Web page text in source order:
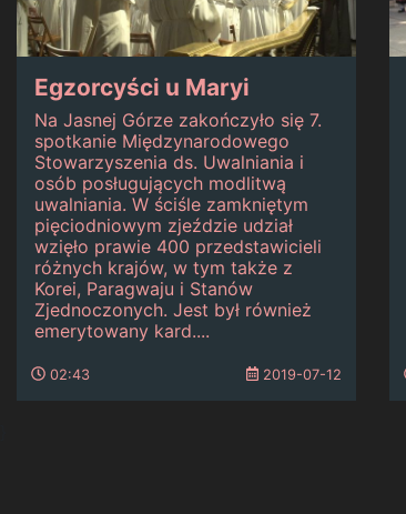
Egzorcyści u Maryi
Na Jasnej Górze zakończyło się 7.
spotkanie Międzynarodowego
Stowarzyszenia ds. Uwalniania i
osób posługujących modlitwą
uwalniania. W ściśle zamkniętym
pięciodniowym zjeździe udział
wzięło prawie 400 przedstawicieli
różnych krajów, w tym także z
Korei, Paragwaju i Stanów
Zjednoczonych. Jest był również
emerytowany kard....
02:43 2019-07-12